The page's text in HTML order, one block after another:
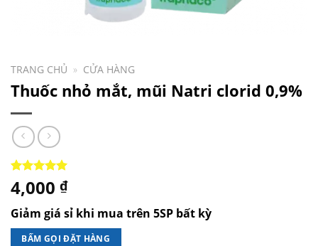
TRANG CHỦ » CỬA HÀNG
Thuốc nhỏ mắt, mũi Natri clorid 0,9%
5.00trên 5
dựa trên
1
đánh giá
4,000 ₫
Giảm giá sỉ khi mua trên 5SP bất kỳ
BẤM GỌI ĐẶT HÀNG